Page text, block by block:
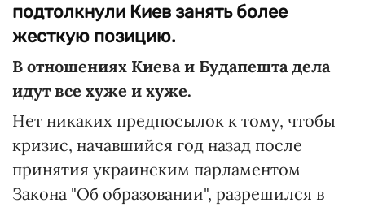
подтолкнули Киев занять более
жесткую позицию.
В отношениях Киева и Будапешта дела
идут все хуже и хуже.
Нет никаких предпосылок к тому, чтобы
кризис, начавшийся год назад после
принятия украинским парламентом
Закона "Об образовании", разрешился в